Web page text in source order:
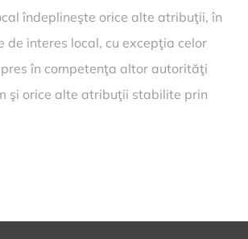
îndeplineşte orice alte atribuţii, în
de interes local, cu excepţia celor
în competenţa altor autorităţi
şi orice alte atribuţii stabilite prin